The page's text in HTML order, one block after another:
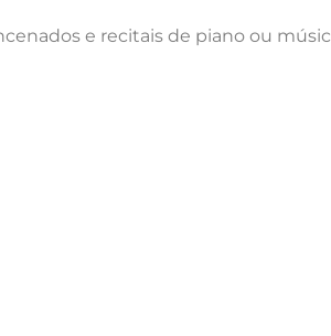
e recitais de piano ou